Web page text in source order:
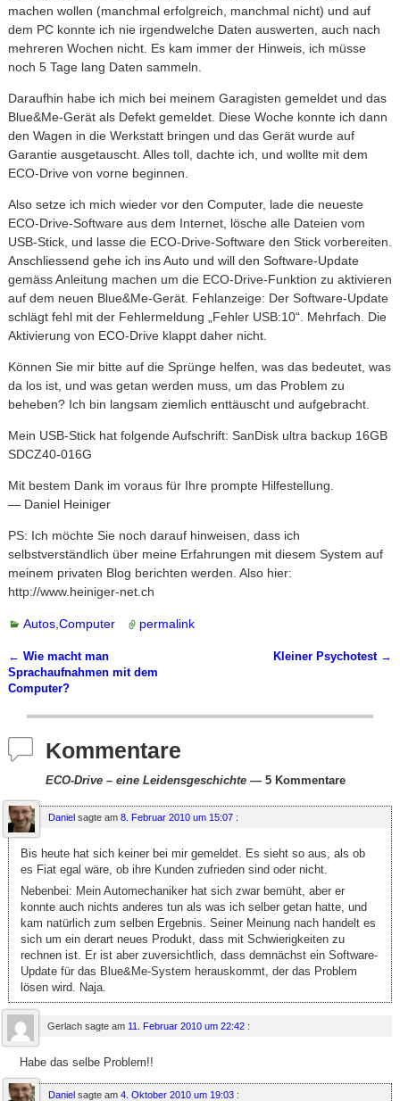
machen wollen (manchmal erfolgreich, manchmal nicht) und auf
dem PC konnte ich nie irgendwelche Daten auswerten, auch nach
mehreren Wochen nicht. Es kam immer der Hinweis, ich müsse
noch 5 Tage lang Daten sammeln.
Daraufhin habe ich mich bei meinem Garagisten gemeldet und das
Blue&Me-Gerät als Defekt gemeldet. Diese Woche konnte ich dann
den Wagen in die Werkstatt bringen und das Gerät wurde auf
Garantie ausgetauscht. Alles toll, dachte ich, und wollte mit dem
ECO-Drive von vorne beginnen.
Also setze ich mich wieder vor den Computer, lade die neueste
ECO-Drive-Software aus dem Internet, lösche alle Dateien vom
USB-Stick, und lasse die ECO-Drive-Software den Stick vorbereiten.
Anschliessend gehe ich ins Auto und will den Software-Update
gemäss Anleitung machen um die ECO-Drive-Funktion zu aktivieren
auf dem neuen Blue&Me-Gerät. Fehlanzeige: Der Software-Update
schlägt fehl mit der Fehlermeldung „Fehler USB:10“. Mehrfach. Die
Aktivierung von ECO-Drive klappt daher nicht.
Können Sie mir bitte auf die Sprünge helfen, was das bedeutet, was
da los ist, und was getan werden muss, um das Problem zu
beheben? Ich bin langsam ziemlich enttäuscht und aufgebracht.
Mein USB-Stick hat folgende Aufschrift: SanDisk ultra backup 16GB
SDCZ40-016G
Mit bestem Dank im voraus für Ihre prompte Hilfestellung.
— Daniel Heiniger
PS: Ich möchte Sie noch darauf hinweisen, dass ich
selbstverständlich über meine Erfahrungen mit diesem System auf
meinem privaten Blog berichten werden. Also hier:
http://www.heiniger-net.ch
Autos ,Computer permalink
Artikelnavigation
← Wie macht man
Sprachaufnahmen mit dem
Computer?
Kleiner Psychotest →
Kommentare
ECO-Drive – eine Leidensgeschichte— 5 Kommentare
Danielsagte am 8. Februar 2010 um 15:07 :
Bis heute hat sich keiner bei mir gemeldet. Es sieht so aus, als ob
es Fiat egal wäre, ob ihre Kunden zufrieden sind oder nicht.
Nebenbei: Mein Automechaniker hat sich zwar bemüht, aber er
konnte auch nichts anderes tun als was ich selber getan hatte, und
kam natürlich zum selben Ergebnis. Seiner Meinung nach handelt es
sich um ein derart neues Produkt, dass mit Schwierigkeiten zu
rechnen ist. Er ist aber zuversichtlich, dass demnächst ein Software-
Update für das Blue&Me-System herauskommt, der das Problem
lösen wird. Naja.
Gerlachsagte am 11. Februar 2010 um 22:42 :
Habe das selbe Problem!!
Danielsagte am 4. Oktober 2010 um 19:03 :